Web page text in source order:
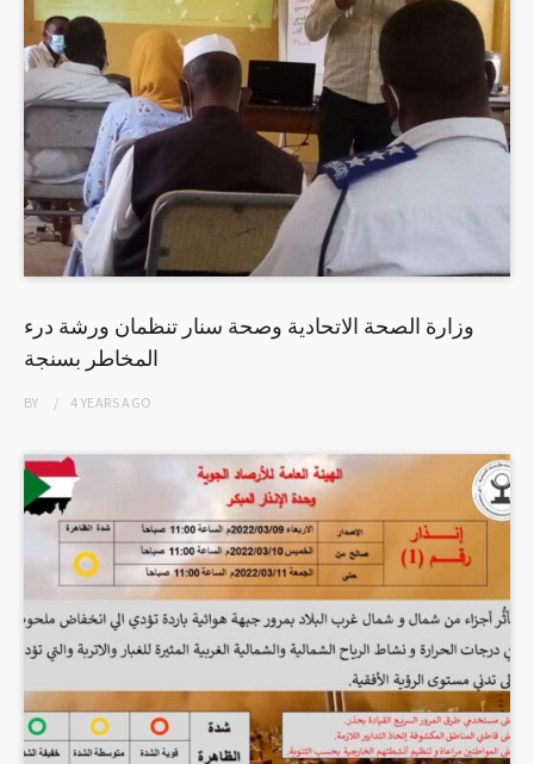
وزارة الصحة الاتحادية وصحة سنار تنظمان ورشة درء
المخاطر بسنجة
BY 4 YEARSAGO